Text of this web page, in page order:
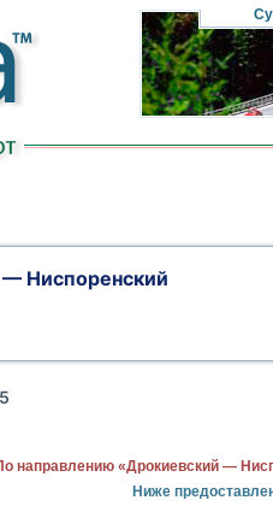
Ниспоренский
направлению «Дрокиевский —
Ниже